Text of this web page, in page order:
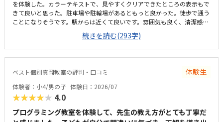
を体験した。カラーテキストで、見やすくクリアできたところの表示もで
きて良いと思った。駐車場や駐輪場があるともっと良かった。徒歩で通う
ことになりそうです。駅からは近くて良いです。雰囲気も良く、清潔感も
あった。部屋が区切られていて、個人スペースも確保されていて良かっ
た。基本料金以外に、追加料金があまり無さそうで良かった。できれば、
毎月1万以内で通いたいです。子供に熱心に話しかけてくださったり、褒
めてくださって、子供が頑張ろうという気持ちになれて良かった。
続きを読む(293字)
ベスト個別真岡教室の評判・口コミ 体験生
体験者：小4/男の子 体験日：2026/07
★★★★★ 4.0
プログラミング教室を体験して、先生の教え方がとても丁寧だ